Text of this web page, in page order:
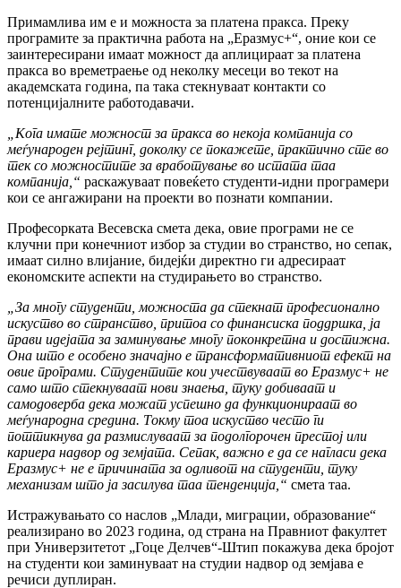
Примамлива им е и можноста за платена пракса. Преку
програмите за практична работа на „Еразмус+“, оние кои се
заинтересирани имаат можност да аплицираат за платена
пракса во времетраење од неколку месеци во текот на
академската година, па така стекнуваат контакти со
потенцијалните работодавачи.
„Кога имате можност за пракса во некоја компанија со
меѓународен рејтинг, доколку се покажете, практично сте во
тек со можностите за вработување во истата таа
компанија,“ раскажуваат повеќето студенти-идни програмери
кои се ангажирани на проекти во познати компании.
Професорката Весевска смета дека, овие програми не се
клучни при конечниот избор за студии во странство, но сепак,
имаат силно влијание, бидејќи директно ги адресираат
економските аспекти на студирањето во странство.
„За многу студенти, можноста да стекнат професионално
искуство во странство, притоа со финансиска поддршка, ја
прави идејата за заминување многу поконкретна и достижна.
Она што е особено значајно е трансформативниот ефект на
овие програми. Студентите кои учествуваат во Еразмус+ не
само што стекнуваат нови знаења, туку добиваат и
самодоверба дека можат успешно да функционираат во
меѓународна средина. Токму тоа искуство често ги
поттикнува да размислуваат за подолгорочен престој или
кариера надвор од земјата. Сепак, важно е да се нагласи дека
Еразмус+ не е причината за одливот на студенти, туку
механизам што ја засилува таа тенденција,“ смета таа.
Истражувањато со наслов „Млади, миграции, образование“
реализирано во 2023 година, од страна на Правниот факултет
при Универзитетот „Гоце Делчев“-Штип покажува дека бројот
на студенти кои заминуваат на студии надвор од земјава е
речиси дуплиран.